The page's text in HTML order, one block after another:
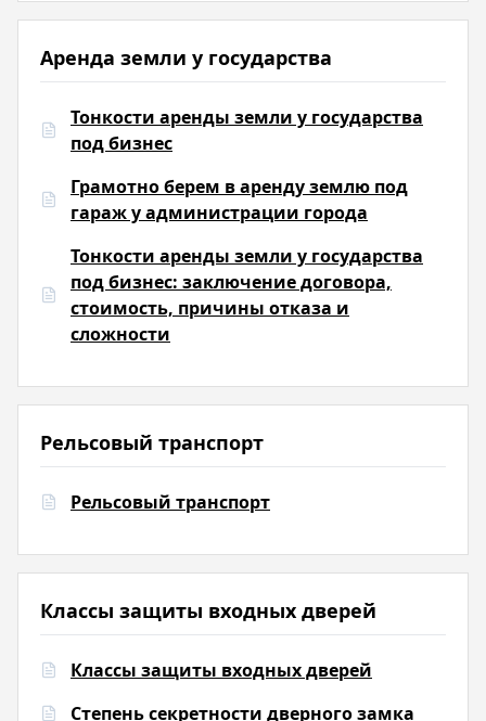
Аренда земли у государства
Тонкости аренды земли у государства
под бизнес
Грамотно берем в аренду землю под
гараж у администрации города
Тонкости аренды земли у государства
под бизнес: заключение договора,
стоимость, причины отказа и
сложности
Рельсовый транспорт
Рельсовый транспорт
Классы защиты входных дверей
Классы защиты входных дверей
Степень секретности дверного замка